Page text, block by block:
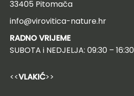
33405 Pitomača
info@virovitica-nature.hr
RADNO VRIJEME
SUBOTA i NEDJELJA: 09:30 – 16:30
<<VLAKIĆ>>